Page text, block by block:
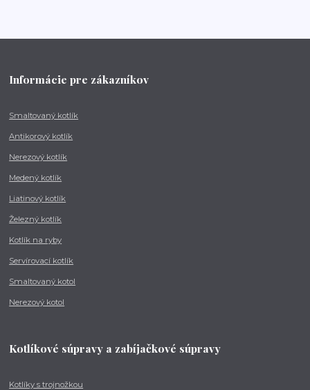
Informácie pre zákazníkov
Smaltovaný kotlík
Antikorový kotlík
Nerezový kotlík
Medený kotlík
Liatinový kotlík
Železný kotlík
Kotlík na ryby
Servírovací kotlík
Smaltovaný kotol
Nerezový kotol
Kotlíkové súpravy a zabíjačkové súpravy
Kotlíky s trojnožkou